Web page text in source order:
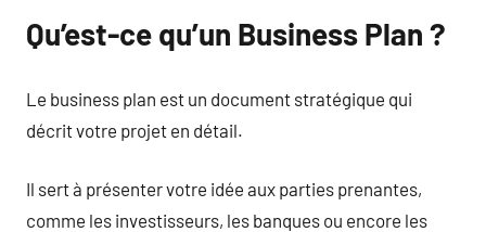
Qu’est-ce qu’un Business Plan ?
Le business plan est un document stratégique qui
décrit votre projet en détail.
Il sert à présenter votre idée aux parties prenantes,
comme les investisseurs, les banques ou encore les